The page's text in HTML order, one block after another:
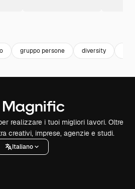
gruppo persone diversity
realizzare i tuoi migliori lavori. Oltre
creativi, imprese, agenzie e studi.
Italiano